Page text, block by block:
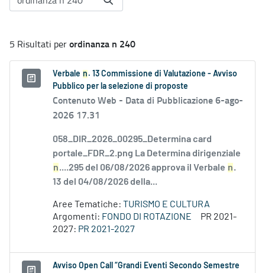
5 Risultati perordinanza n 240
Verbale n . 13 Commissione di Valutazione - Avviso
Pubblico per la selezione di proposte
Contenuto Web - Data di Pubblicazione 6-ago-
2026 17.31
058_DIR_2026_00295_Determina card
portale_FDR_2.png La Determina dirigenziale
n....295 del 06/08/2026 approva il Verbale n.
13 del 04/08/2026 della...
Aree Tematiche: TURISMO E CULTURA
Argomenti: FONDO DI ROTAZIONE
PR 2021-
2027: PR 2021-2027
Avviso Open Call “Grandi Eventi Secondo Semestre